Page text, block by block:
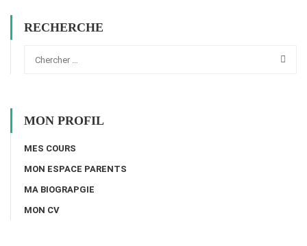
RECHERCHE
MON PROFIL
MES COURS
MON ESPACE PARENTS
MA BIOGRAPGIE
MON CV